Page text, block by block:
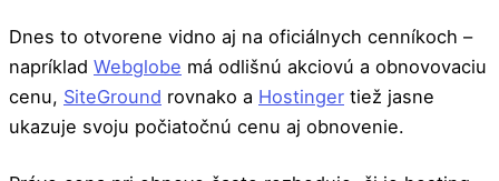
Dnes to otvorene vidno aj na oficiálnych cenníkoch –
napríklad Webglobe má odlišnú akciovú a obnovovaciu
cenu, SiteGround rovnako a Hostinger tiež jasne
ukazuje svoju počiatočnú cenu aj obnovenie.